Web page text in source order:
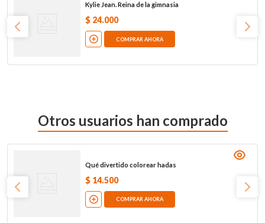
Kylie Jean. Reina de la gimnasia
$ 24.000
COMPRAR AHORA
Otros usuarios han comprado
Qué divertido colorear hadas
$ 14.500
COMPRAR AHORA